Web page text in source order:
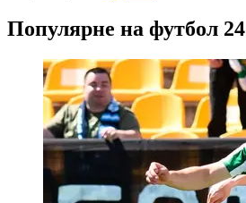
Популярне на футбол 24